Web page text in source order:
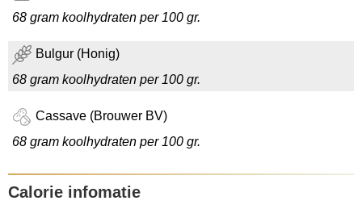
68 gram koolhydraten per 100 gr.
Bulgur (Honig)
68 gram koolhydraten per 100 gr.
Cassave (Brouwer BV)
68 gram koolhydraten per 100 gr.
Calorie infomatie